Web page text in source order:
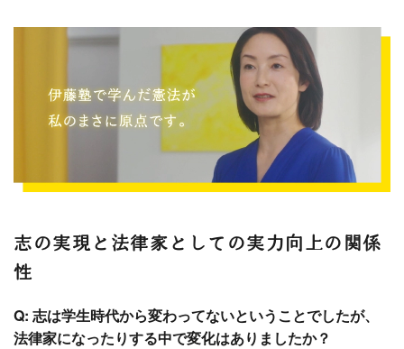
志の実現と法律家としての実力向上の関係
性
Q: 志は学生時代から変わってないということでしたが、
法律家になったりする中で変化はありましたか？